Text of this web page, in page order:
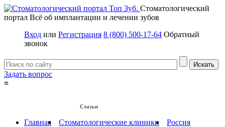
Стоматологический
портал Всё об имплантации и лечении зубов
Вход или Регистрация 8 (800) 500-17-64 Обратный
звонок
Задать вопрос
≡
Статьи
Главная Стоматологические клиники
Россия